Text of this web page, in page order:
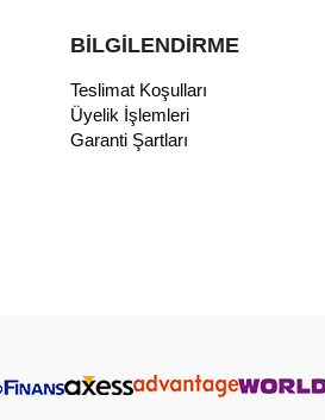
BİLGİLENDİRME
Teslimat Koşulları
Üyelik İşlemleri
Garanti Şartları